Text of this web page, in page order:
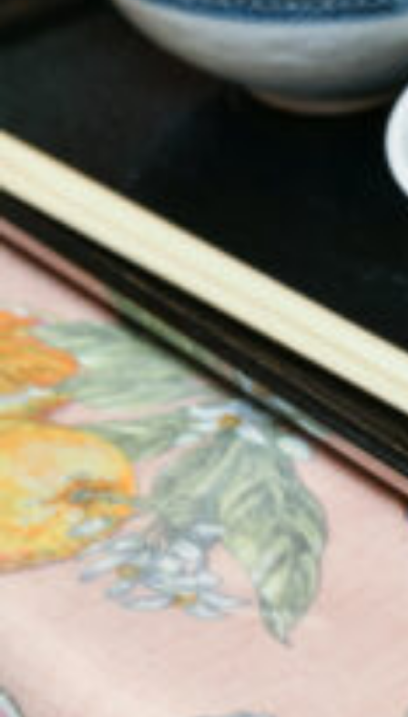
すべて
関西で開催。
おすすめの展覧会
誠光社で選びました。
おすすめの本
紹介します。
おすすめのイベント